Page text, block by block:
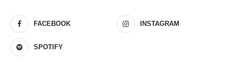
FACEBOOK INSTAGRAM
SPOTIFY